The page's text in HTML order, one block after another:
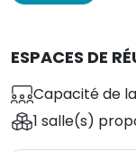
ESPACES DE
Capacité de
1 salle(s)